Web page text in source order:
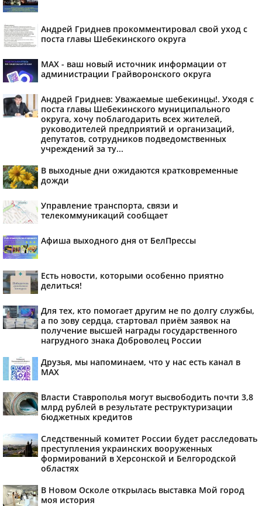
Андрей Гриднев прокомментировал свой уход с
поста главы Шебекинского округа
MAX - ваш новый источник информации от
администрации Грайворонского округа
Андрей Гриднев: Уважаемые шебекинцы!. Уходя с
поста главы Шебекинского муниципального
округа, хочу поблагодарить всех жителей,
руководителей предприятий и организаций,
депутатов, сотрудников подведомственных
учреждений за ту...
В выходные дни ожидаются кратковременные
дожди
Управление транспорта, связи и
телекоммуникаций сообщает
Афиша выходного дня от БелПрессы
Есть новости, которыми особенно приятно
делиться!
Для тех, кто помогает другим не по долгу службы,
а по зову сердца, стартовал приём заявок на
получение высшей награды государственного
нагрудного знака Доброволец России
Друзья, мы напоминаем, что у нас есть канал в
МАХ
Власти Ставрополья могут высвободить почти 3,8
млрд рублей в результате реструктуризации
бюджетных кредитов
Следственный комитет России будет расследовать
преступления украинских вооруженных
формирований в Херсонской и Белгородской
областях
В Новом Осколе открылась выставка Мой город
моя история